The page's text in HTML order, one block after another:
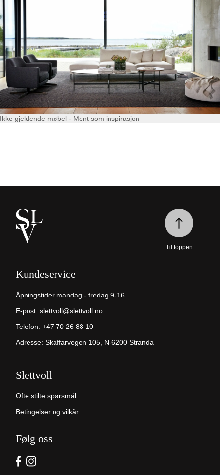
Ikke gjeldende møbel - Ment som inspirasjon
Kundeservice
Åpningstider mandag - fredag 9-16
E-post: slettvoll@slettvoll.no
Telefon: +47 70 26 88 10
Adresse: Skaffarvegen 105, N-6200 Stranda
Slettvoll
Ofte stilte spørsmål
Betingelser og vilkår
Følg oss
Til toppen